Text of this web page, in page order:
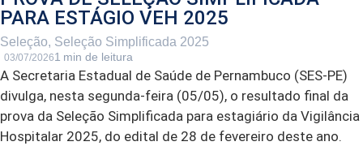
PARA ESTÁGIO VEH 2025
Seleção, Seleção Simplificada 2025
03/07/2026
A Secretaria Estadual de Saúde de Pernambuco (SES-PE)
divulga, nesta segunda-feira (05/05), o resultado final da
prova da Seleção Simplificada para estagiário da Vigilância
Hospitalar 2025, do edital de 28 de fevereiro deste ano.